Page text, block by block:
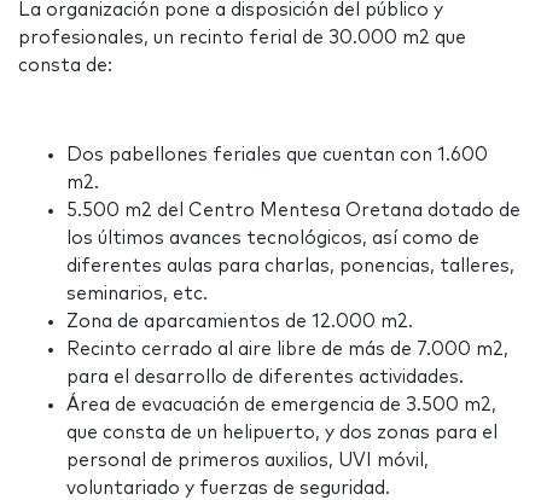
La organización pone a disposición del público y
profesionales, un recinto ferial de 30.000 m2 que
consta de:
Dos pabellones feriales que cuentan con 1.600
m2.
5.500 m2 del Centro Mentesa Oretana dotado de
los últimos avances tecnológicos, así como de
diferentes aulas para charlas, ponencias, talleres,
seminarios, etc.
Zona de aparcamientos de 12.000 m2.
Recinto cerrado al aire libre de más de 7.000 m2,
para el desarrollo de diferentes actividades.
Área de evacuación de emergencia de 3.500 m2,
que consta de un helipuerto, y dos zonas para el
personal de primeros auxilios, UVI móvil,
voluntariado y fuerzas de seguridad.